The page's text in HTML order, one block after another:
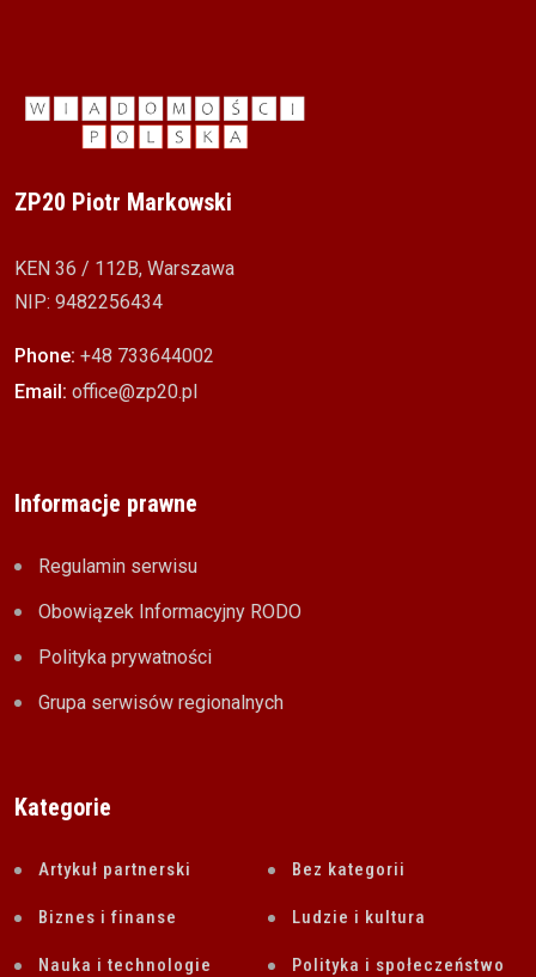
ZP20 Piotr Markowski
KEN 36 / 112B, Warszawa
NIP: 9482256434
Phone: +48 733644002
Email: office@zp20.pl
Informacje prawne
Regulamin serwisu
Obowiązek Informacyjny RODO
Polityka prywatności
Grupa serwisów regionalnych
Kategorie
Artykuł partnerski Bez kategorii
Biznes i finanse Ludzie i kultura
Nauka i technologie Polityka i społeczeństwo